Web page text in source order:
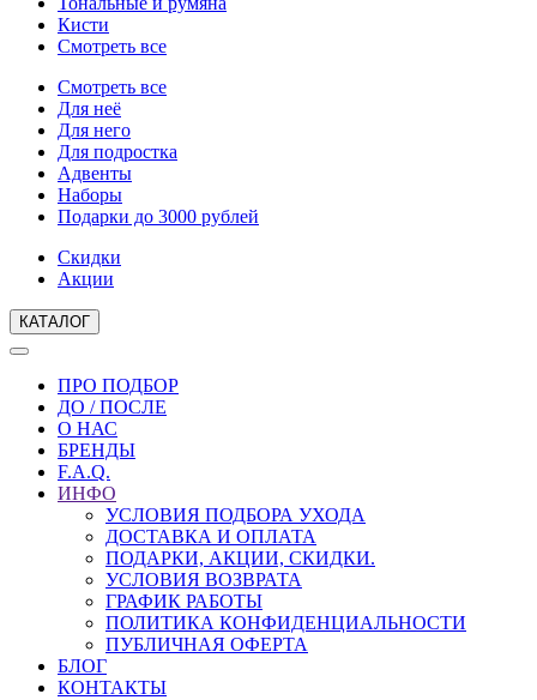
Кисти
Смотреть все
Смотреть все
Для неё
Для него
Для подростка
Адвенты
Наборы
Подарки до 3000 рублей
Скидки
Акции
КАТАЛОГ
ПРО ПОДБОР
ДО / ПОСЛЕ
О НАС
БРЕНДЫ
F.A.Q.
ИНФО
УСЛОВИЯ ПОДБОРА УХОДА
ДОСТАВКА И ОПЛАТА
ПОДАРКИ, АКЦИИ, СКИДКИ.
УСЛОВИЯ ВОЗВРАТА
ГРАФИК РАБОТЫ
ПОЛИТИКА КОНФИДЕНЦИАЛЬНОСТИ
ПУБЛИЧНАЯ ОФЕРТА
БЛОГ
КОНТАКТЫ